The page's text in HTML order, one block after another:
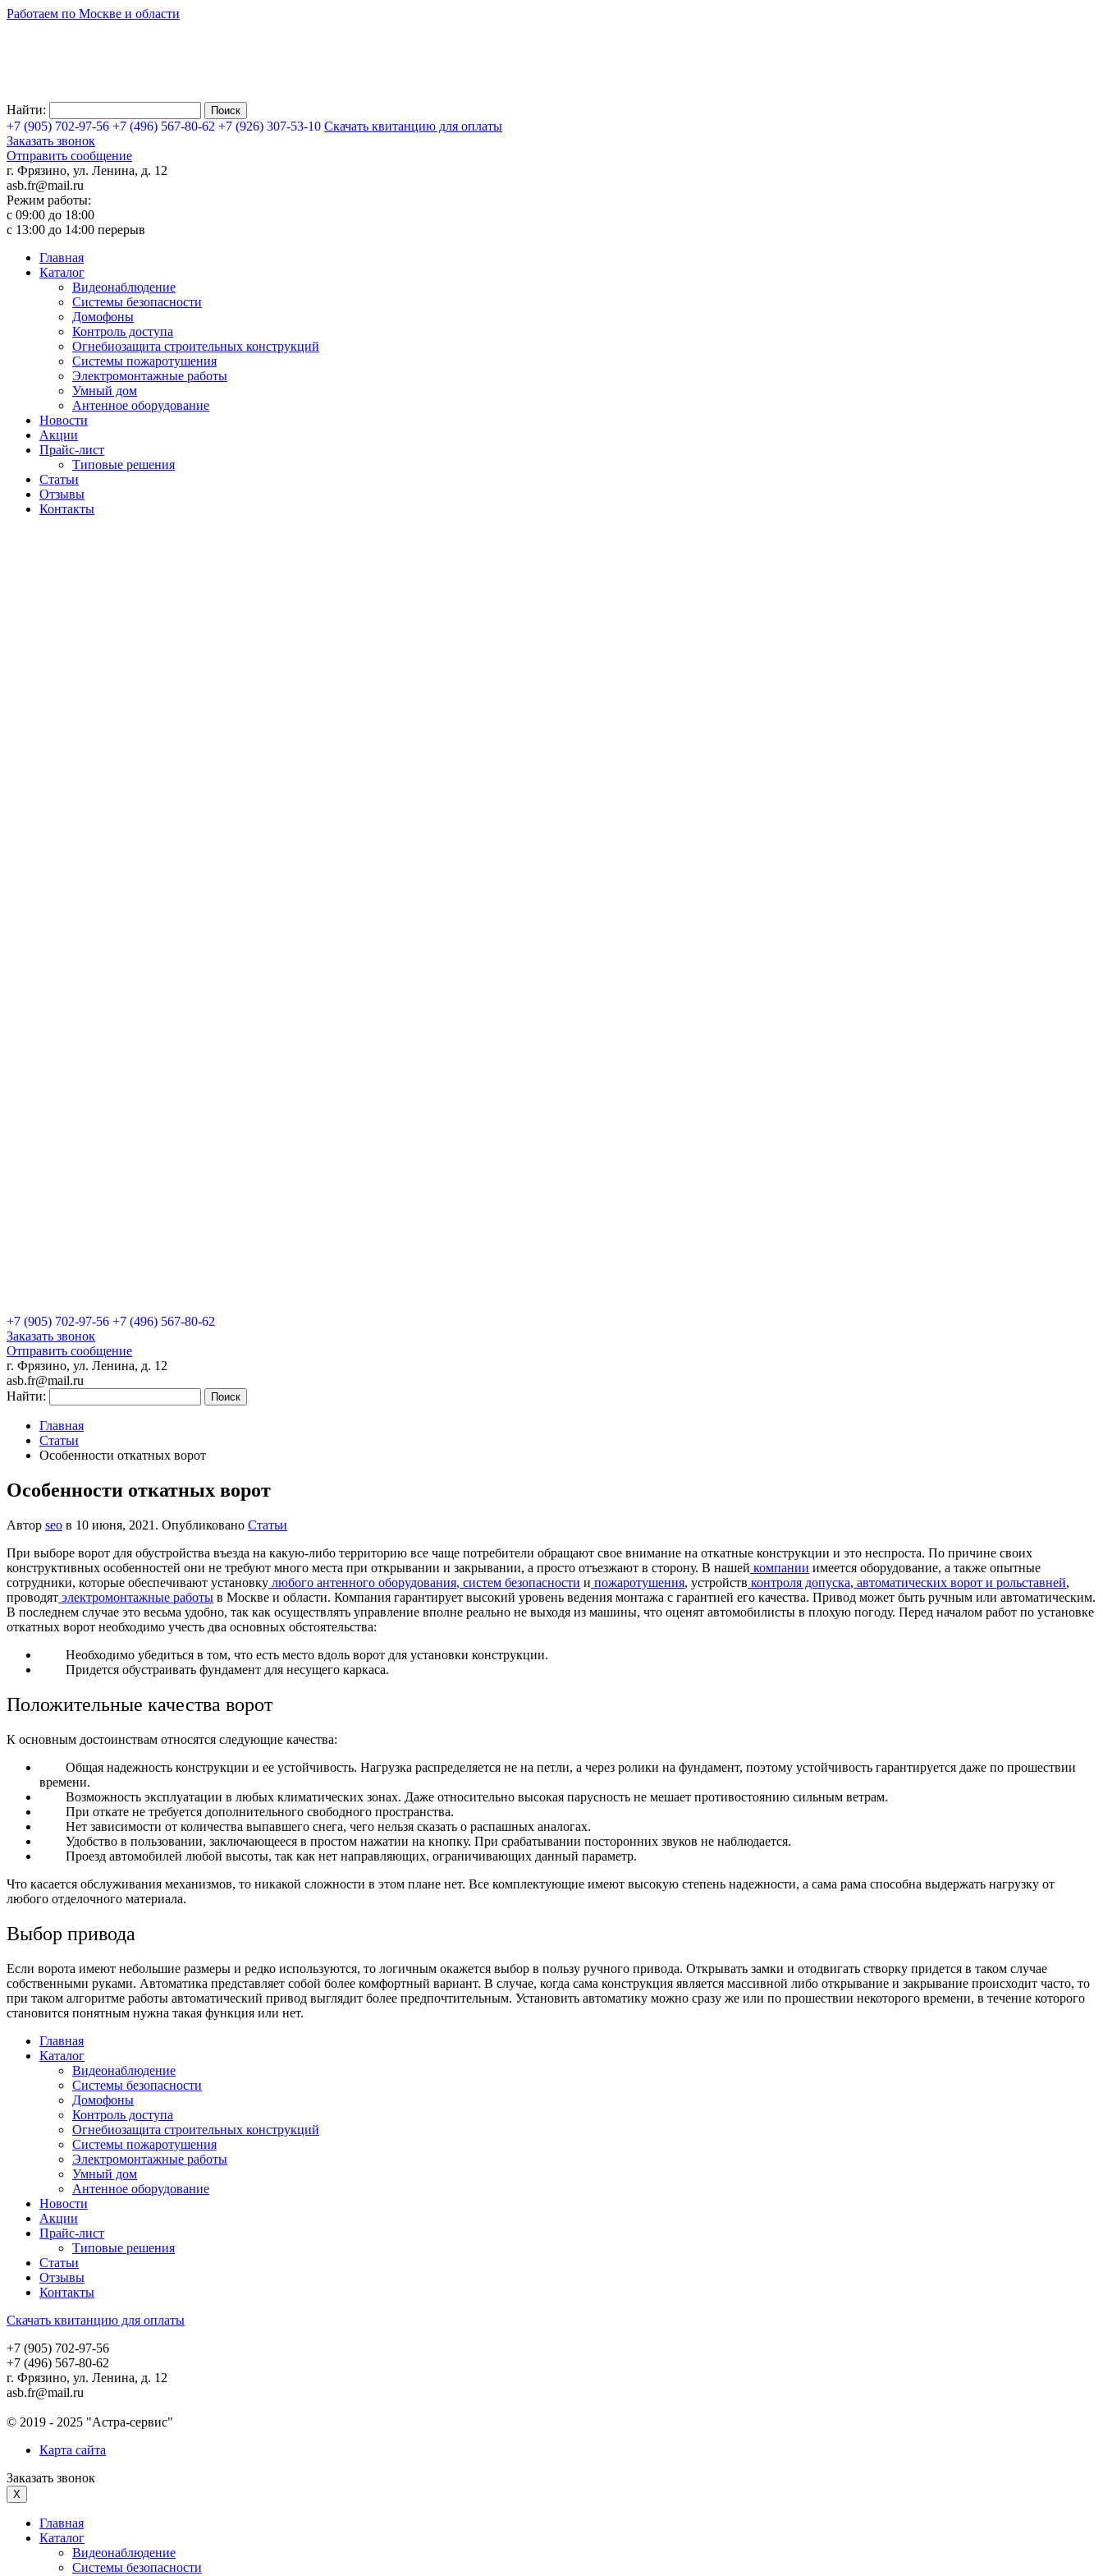
Работаем по Москве и области
Найти:
+7 (905) 702-97-56 +7 (496) 567-80-62 +7 (926) 307-53-10 Скачать квитанцию для оплаты
Заказать звонок
Отправить сообщение
г. Фрязино, ул. Ленина, д. 12
asb.fr@mail.ru
Режим работы:
с 09:00 до 18:00
с 13:00 до 14:00 перерыв
Главная
Каталог
Видеонаблюдение
Системы безопасности
Домофоны
Контроль доступа
Огнебиозащита строительных конструкций
Системы пожаротушения
Электромонтажные работы
Умный дом
Антенное оборудование
Новости
Акции
Прайс-лист
Типовые решения
Статьи
Отзывы
Контакты
+7 (905) 702-97-56 +7 (496) 567-80-62
Заказать звонок
Отправить сообщение
г. Фрязино, ул. Ленина, д. 12
asb.fr@mail.ru
Найти:
Главная
Статьи
Особенности откатных ворот
Особенности откатных ворот
Автор seo в 10 июня, 2021 . Опубликовано Статьи
При выборе ворот для обустройства въезда на какую-либо территорию все чаще потребители обращают свое внимание на откатные конструкции и это неспроста. По причине своих
конструктивных особенностей они не требуют много места при открывании и закрывании, а просто отъезжают в сторону. В нашей компании имеется оборудование, а также опытные
сотрудники, которые обеспечивают установку любого антенного оборудования, систем безопасности и пожаротушения, устройств контроля допуска, автоматических ворот и рольставней,
проводят электромонтажные работы в Москве и области. Компания гарантирует высокий уровень ведения монтажа с гарантией его качества. Привод может быть ручным или автоматическим.
В последнем случае это весьма удобно, так как осуществлять управление вполне реально не выходя из машины, что оценят автомобилисты в плохую погоду. Перед началом работ по установке
откатных ворот необходимо учесть два основных обстоятельства:
Необходимо убедиться в том, что есть место вдоль ворот для установки конструкции.
Придется обустраивать фундамент для несущего каркаса.
Положительные качества ворот
К основным достоинствам относятся следующие качества:
Общая надежность конструкции и ее устойчивость. Нагрузка распределяется не на петли, а через ролики на фундамент, поэтому устойчивость гарантируется даже по прошествии
времени.
Возможность эксплуатации в любых климатических зонах. Даже относительно высокая парусность не мешает противостоянию сильным ветрам.
При откате не требуется дополнительного свободного пространства.
Нет зависимости от количества выпавшего снега, чего нельзя сказать о распашных аналогах.
Удобство в пользовании, заключающееся в простом нажатии на кнопку. При срабатывании посторонних звуков не наблюдается.
Проезд автомобилей любой высоты, так как нет направляющих, ограничивающих данный параметр.
Что касается обслуживания механизмов, то никакой сложности в этом плане нет. Все комплектующие имеют высокую степень надежности, а сама рама способна выдержать нагрузку от
любого отделочного материала.
Выбор привода
Если ворота имеют небольшие размеры и редко используются, то логичным окажется выбор в пользу ручного привода. Открывать замки и отодвигать створку придется в таком случае
собственными руками. Автоматика представляет собой более комфортный вариант. В случае, когда сама конструкция является массивной либо открывание и закрывание происходит часто, то
при таком алгоритме работы автоматический привод выглядит более предпочтительным. Установить автоматику можно сразу же или по прошествии некоторого времени, в течение которого
становится понятным нужна такая функция или нет.
Главная
Каталог
Видеонаблюдение
Системы безопасности
Домофоны
Контроль доступа
Огнебиозащита строительных конструкций
Системы пожаротушения
Электромонтажные работы
Умный дом
Антенное оборудование
Новости
Акции
Прайс-лист
Типовые решения
Статьи
Отзывы
Контакты
Скачать квитанцию для оплаты
+7 (905) 702-97-56
+7 (496) 567-80-62
г. Фрязино, ул. Ленина, д. 12
asb.fr@mail.ru
© 2019 - 2025 "Астра-сервис"
Карта сайта
Заказать звонок
X
Главная
Каталог
Видеонаблюдение
Системы безопасности